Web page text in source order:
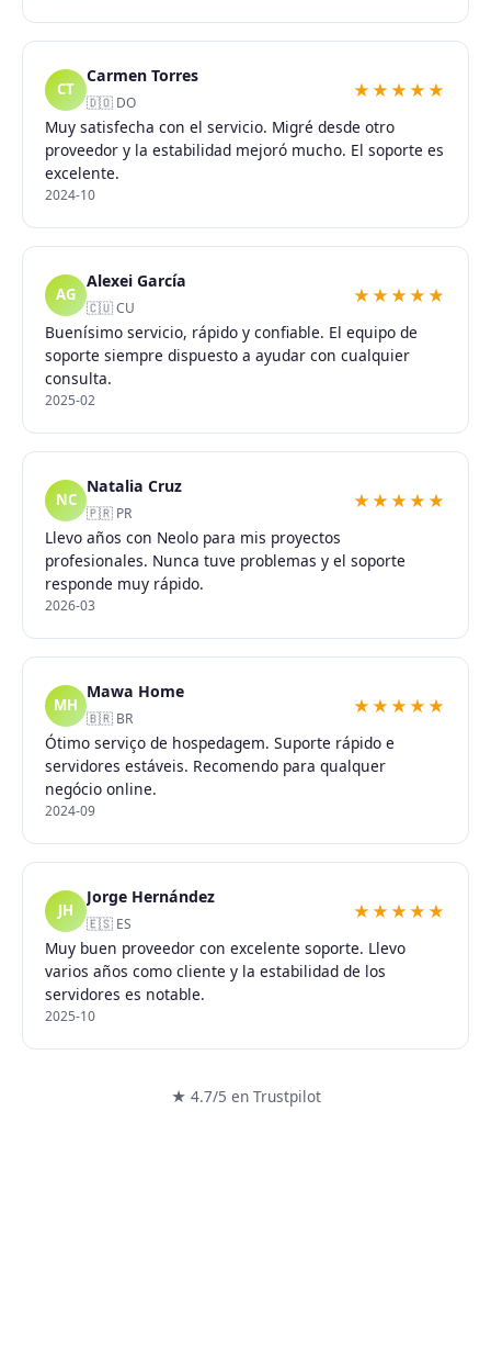
CT
Carmen Torres
🇩🇴 DO
★★★★★
Muy satisfecha con el servicio. Migré desde otro
proveedor y la estabilidad mejoró mucho. El soporte es
excelente.
2024-10
AG
Alexei García
🇨🇺 CU
★★★★★
Buenísimo servicio, rápido y confiable. El equipo de
soporte siempre dispuesto a ayudar con cualquier
consulta.
2025-02
NC
Natalia Cruz
🇵🇷 PR
★★★★★
Llevo años con Neolo para mis proyectos
profesionales. Nunca tuve problemas y el soporte
responde muy rápido.
2026-03
MH
Mawa Home
🇧🇷 BR
★★★★★
Ótimo serviço de hospedagem. Suporte rápido e
servidores estáveis. Recomendo para qualquer
negócio online.
2024-09
JH
Jorge Hernández
🇪🇸 ES
★★★★★
Muy buen proveedor con excelente soporte. Llevo
varios años como cliente y la estabilidad de los
servidores es notable.
2025-10
★ 4.7/5 en Trustpilot